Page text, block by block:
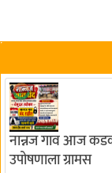
नान्नज गाव आज
उपोषणाला ग्रामस